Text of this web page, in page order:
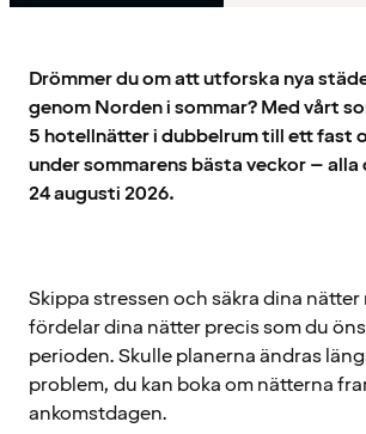
Drömmer du om att utforska nya
genom Norden i sommar? Med vårt
5 hotellnätter i dubbelrum till ett fast
under sommarens bästa veckor – alla
24 augusti 2026.
Skippa stressen och säkra dina nätter
fördelar dina nätter precis som du
perioden. Skulle planerna ändras
problem, du kan boka om nätterna
ankomstdagen.